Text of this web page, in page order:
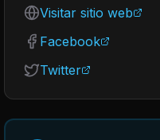
Visitar sitio web
Facebook
Twitter